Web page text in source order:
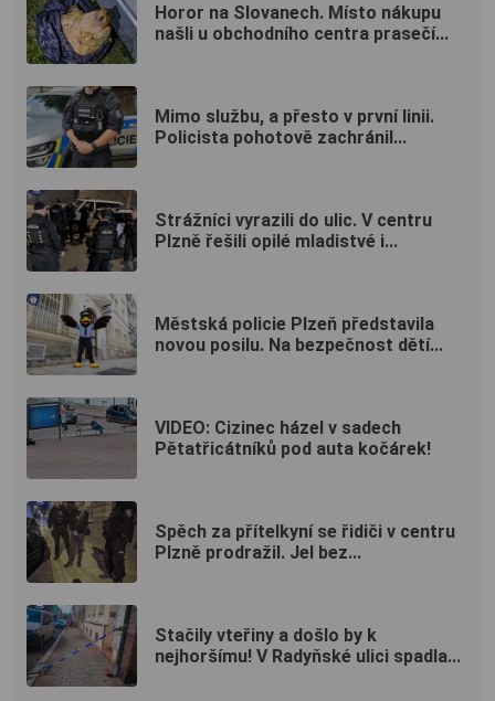
Horor na Slovanech. Místo nákupu
našli u obchodního centra prasečí...
Mimo službu, a přesto v první linii.
Policista pohotově zachránil...
Strážníci vyrazili do ulic. V centru
Plzně řešili opilé mladistvé i...
Městská policie Plzeň představila
novou posilu. Na bezpečnost dětí...
VIDEO: Cizinec házel v sadech
Pětatřicátníků pod auta kočárek!
Spěch za přítelkyní se řidiči v centru
Plzně prodražil. Jel bez...
Stačily vteřiny a došlo by k
nejhoršímu! V Radyňské ulici spadla...